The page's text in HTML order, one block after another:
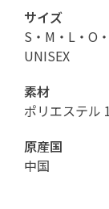
サイズ
S・M・L・O
UNISEX
素材
ポリエステル
原産国
中国